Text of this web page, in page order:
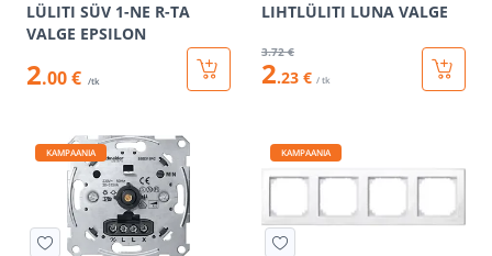
LÜLITI SÜV 1-NE R-TA
VALGE EPSILON
2.00 € /tk
LIHTLÜLITI LUNA VALGE
3.72 €
2.23 € / tk
KAMPAANIA KAMPAANIA